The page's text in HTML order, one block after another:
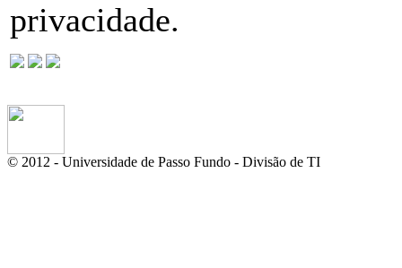
privacidade.
© 2012 - Universidade de Passo Fundo - Divisão de TI